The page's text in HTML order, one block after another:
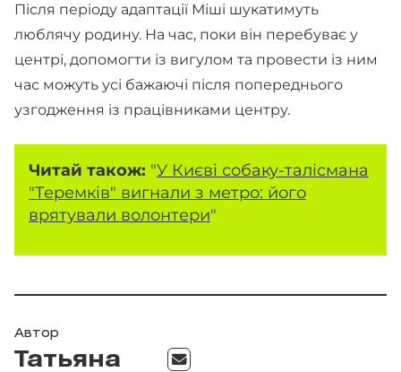
Після періоду адаптації Міші шукатимуть
люблячу родину. На час, поки він перебуває у
центрі, допомогти із вигулом та провести із ним
час можуть усі бажаючі після попереднього
узгодження із працівниками центру.
Читай також: "У Києві собаку-талісмана
"Теремків" вигнали з метро: його
врятували волонтери"
Автор
Татьяна